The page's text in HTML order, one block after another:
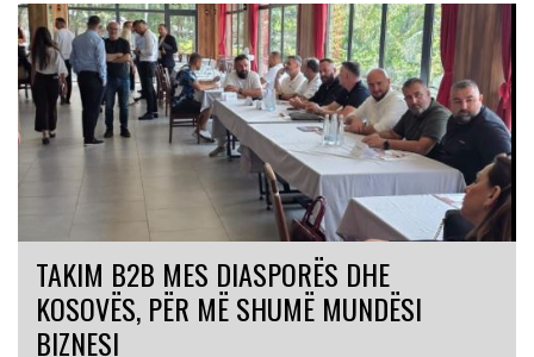
TAKIM B2B MES DIASPORËS DHE
KOSOVËS, PËR MË SHUMË MUNDËSI
BIZNESI